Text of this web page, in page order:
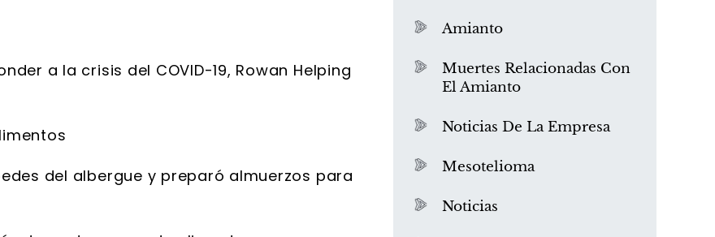
a la crisis del COVID-19, Rowan Helping
del albergue y preparó almuerzos para
Amianto
Muertes Relacionadas Con
El Amianto
Noticias De La Empresa
Mesotelioma
Noticias